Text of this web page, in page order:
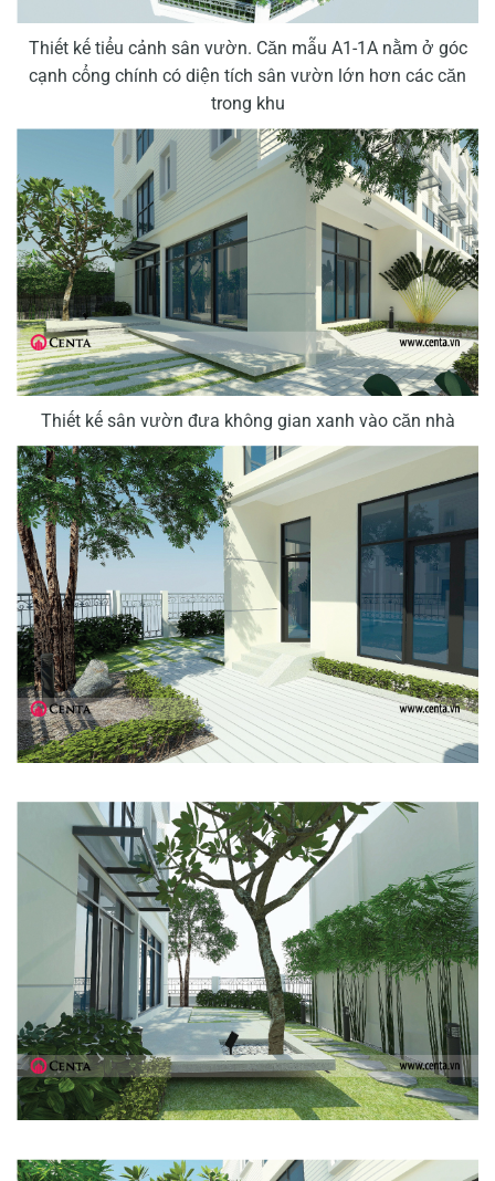
Thiết kế tiểu cảnh sân vườn. Căn mẫu A1-1A nằm ở góc
cạnh cổng chính có diện tích sân vườn lớn hơn các căn
trong khu
Thiết kế sân vườn đưa không gian xanh vào căn nhà